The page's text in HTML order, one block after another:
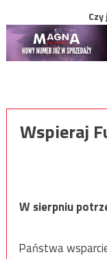
Wspieraj
W sierpniu
Państwa